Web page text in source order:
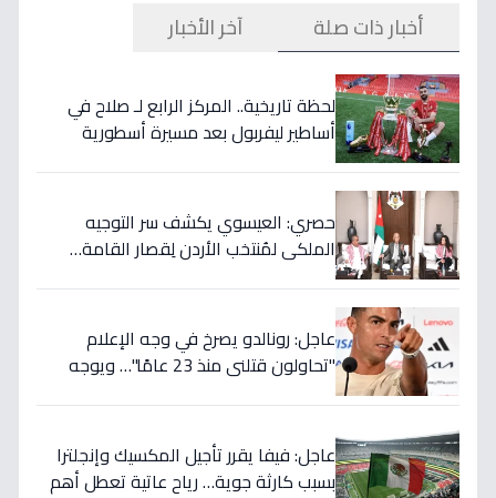
أخبار ذات صلة آخر الأخبار
لحظة تاريخية.. المركز الرابع لـ صلاح في
أساطير ليفربول بعد مسيرة أسطورية
حصري: العيسوي يكشف سر التوجيه
الملكي لمُنتخب الأردن لِقصار القامة…
عاجل: رونالدو يصرخ في وجه الإعلام
"تحاولون قتلني منذ 23 عامًا"… ويوجه
عاجل: فيفا يقرر تأجيل المكسيك وإنجلترا
بسبب كارثة جوية… رياح عاتية تعطل أهم